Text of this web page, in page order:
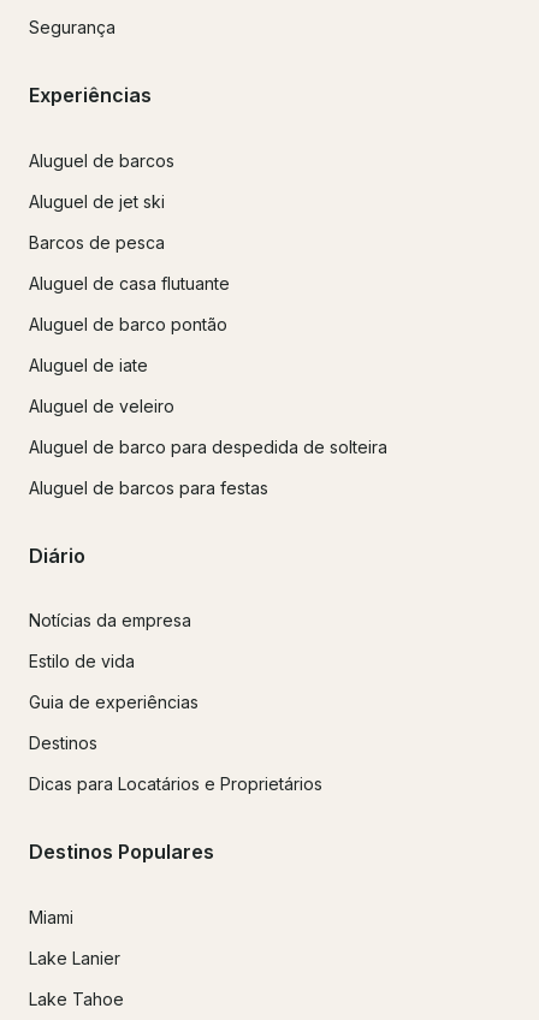
Segurança
Experiências
Aluguel de barcos
Aluguel de jet ski
Barcos de pesca
Aluguel de casa flutuante
Aluguel de barco pontão
Aluguel de iate
Aluguel de veleiro
Aluguel de barco para despedida de solteira
Aluguel de barcos para festas
Diário
Notícias da empresa
Estilo de vida
Guia de experiências
Destinos
Dicas para Locatários e Proprietários
Destinos Populares
Miami
Lake Lanier
Lake Tahoe